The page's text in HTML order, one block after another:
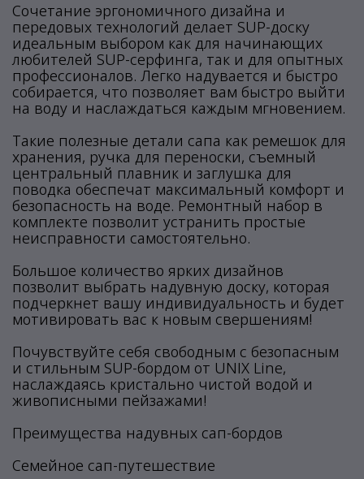
Сочетание эргономичного дизайна и
передовых технологий делает SUP-доску
идеальным выбором как для начинающих
любителей SUP-серфинга, так и для опытных
профессионалов. Легко надувается и быстро
собирается, что позволяет вам быстро выйти
на воду и наслаждаться каждым мгновением.
Такие полезные детали сапа как ремешок для
хранения, ручка для переноски, съемный
центральный плавник и заглушка для
поводка обеспечат максимальный комфорт и
безопасность на воде. Ремонтный набор в
комплекте позволит устранить простые
неисправности самостоятельно.
Большое количество ярких дизайнов
позволит выбрать надувную доску, которая
подчеркнет вашу индивидуальность и будет
мотивировать вас к новым свершениям!
Почувствуйте себя свободным с безопасным
и стильным SUP-бордом от UNIX Line,
наслаждаясь кристально чистой водой и
живописными пейзажами!
Преимущества надувных сап-бордов
Семейное сап-путешествие